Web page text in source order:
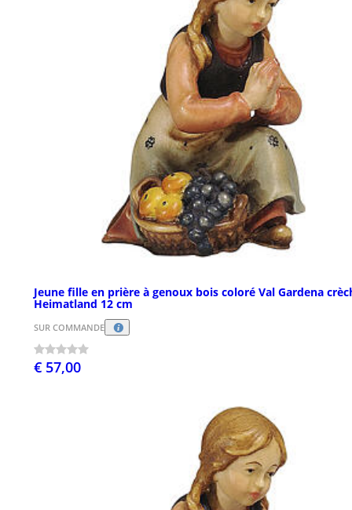
Jeune fille en prière à genoux bois coloré Val Gardena
Heimatland 12 cm
SUR COMMANDE
€ 57,00